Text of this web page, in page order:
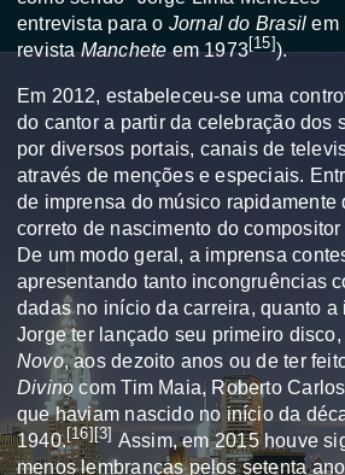
entrevista para o Jornal do Brasil em
revistaMancheteem 1973[15]).
Em 2012, estabeleceu-se uma
do cantor a partir da celebração dos
por diversos portais, canais de
através de menções e especiais.
de imprensa do músico rapidamente
correto de nascimento do
De um modo geral, a imprensa
apresentando tanto incongruências
dadas no início da carreira, quanto
Jorge ter lançado seu primeiro disco,
Novo, aos dezoito anos ou de ter
Divino comTim Maia, Roberto Carlos
que haviam nascido no início da
1940.[16][3] Assim, em 2015 houve
menos lembranças pelos setenta